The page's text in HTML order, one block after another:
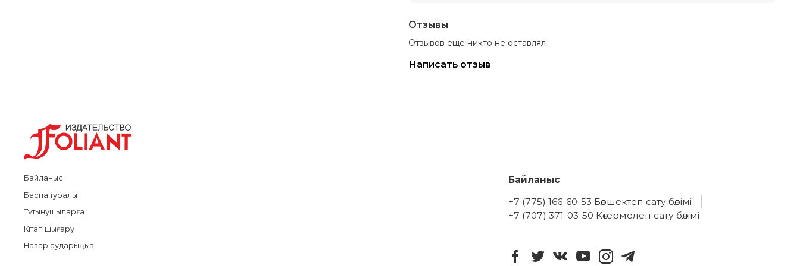
Отзывы
Отзывов еще никто не оставлял
Написать отзыв
Байланыс
Баспа туралы
Тұтынушыларға
Кітап шығару
Назар аударыңыз!
Байланыс
+7 (775) 166-60-53 Бөлшектеп сату бөлімі
+7 (707) 371-03-50 Көтермелеп сату бөлімі